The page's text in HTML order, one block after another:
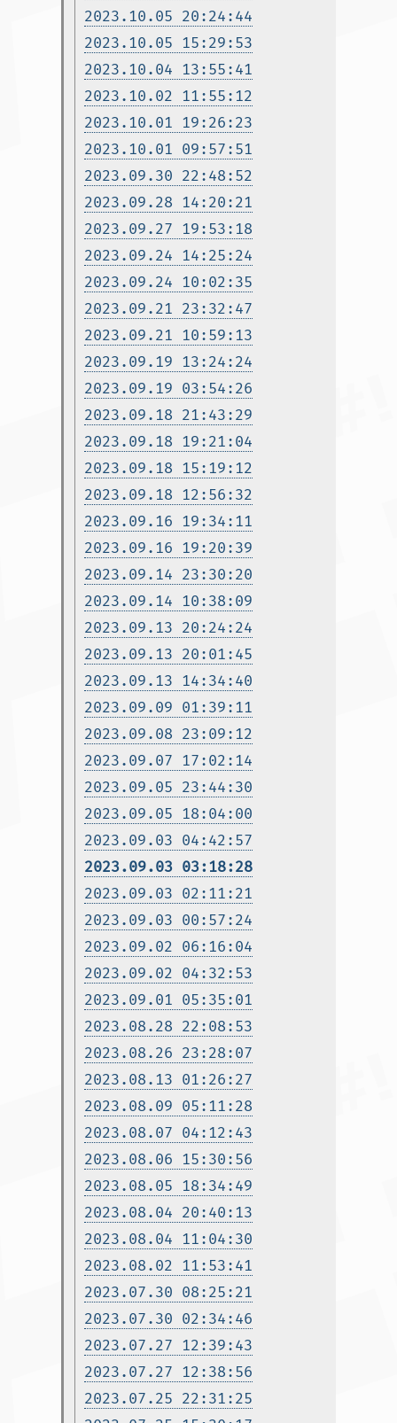
2023.10.05 20:24:44
2023.10.05 15:29:53
2023.10.04 13:55:41
2023.10.02 11:55:12
2023.10.01 19:26:23
2023.10.01 09:57:51
2023.09.30 22:48:52
2023.09.28 14:20:21
2023.09.27 19:53:18
2023.09.24 14:25:24
2023.09.24 10:02:35
2023.09.21 23:32:47
2023.09.21 10:59:13
2023.09.19 13:24:24
2023.09.19 03:54:26
2023.09.18 21:43:29
2023.09.18 19:21:04
2023.09.18 15:19:12
2023.09.18 12:56:32
2023.09.16 19:34:11
2023.09.16 19:20:39
2023.09.14 23:30:20
2023.09.14 10:38:09
2023.09.13 20:24:24
2023.09.13 20:01:45
2023.09.13 14:34:40
2023.09.09 01:39:11
2023.09.08 23:09:12
2023.09.07 17:02:14
2023.09.05 23:44:30
2023.09.05 18:04:00
2023.09.03 04:42:57
2023.09.03 03:18:28
2023.09.03 02:11:21
2023.09.03 00:57:24
2023.09.02 06:16:04
2023.09.02 04:32:53
2023.09.01 05:35:01
2023.08.28 22:08:53
2023.08.26 23:28:07
2023.08.13 01:26:27
2023.08.09 05:11:28
2023.08.07 04:12:43
2023.08.06 15:30:56
2023.08.05 18:34:49
2023.08.04 20:40:13
2023.08.04 11:04:30
2023.08.02 11:53:41
2023.07.30 08:25:21
2023.07.30 02:34:46
2023.07.27 12:39:43
2023.07.27 12:38:56
2023.07.25 22:31:25